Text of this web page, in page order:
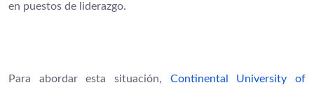
en puestos de liderazgo.
Para abordar esta situación, Continental University of